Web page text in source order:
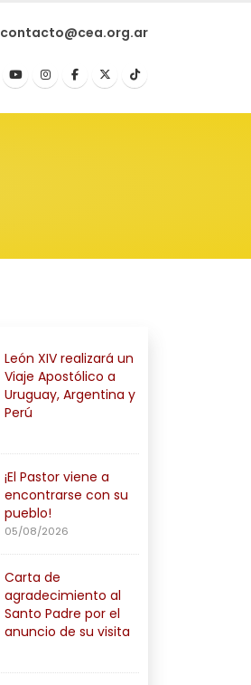
contacto@cea.org.ar
León XIV realizará un
Viaje Apostólico a
Uruguay, Argentina y
Perú
¡El Pastor viene a
encontrarse con su
pueblo!
05/08/2026
Carta de
agradecimiento al
Santo Padre por el
anuncio de su visita